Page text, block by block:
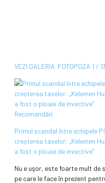
VEZI GALERIA FOTOPOZA 1 / 13
Recomandări
Primul scandal între echipele
creșterea taxelor: „Kelemen
a fost o ploaie de invective”
Nu e uşor, este foarte mult
pe care le face în prezent